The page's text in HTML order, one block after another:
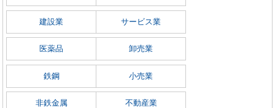
建設業 サービス業
医薬品 卸売業
鉄鋼 小売業
非鉄金属 不動産業